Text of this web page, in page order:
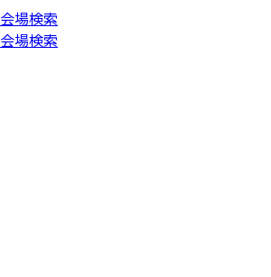
会場検索
会場検索